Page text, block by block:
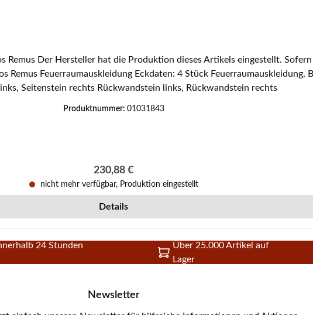
Brennraumsteine Material Vermiculite
Seitenstein rechts Rückwandstein links, Rückwandstein rechts
Produktnummer: 01031843
Regulärer Preis:
230,88 €
nicht mehr verfügbar, Produktion eingestellt
Details
24 Stunden
Über 25.000 Artikel auf
Lager
Newsletter